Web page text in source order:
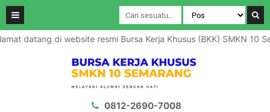
datang di website resmi Bursa Kerja Khusus (BKK) SMKN 10
0812-2690-7008